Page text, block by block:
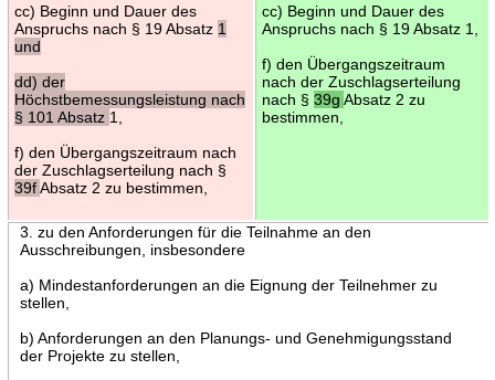
cc) Beginn und Dauer des
Anspruchs nach § 19 Absatz 1
und
dd) der
Höchstbemessungsleistung nach
§ 101 Absatz 1,
f) den Übergangszeitraum nach
der Zuschlagserteilung nach §
39fAbsatz 2 zu bestimmen,
cc) Beginn und Dauer des
Anspruchs nach § 19 Absatz 1,
f) den Übergangszeitraum
nach der Zuschlagserteilung
nach § 39g Absatz 2 zu
bestimmen,
3. zu den Anforderungen für die Teilnahme an den
Ausschreibungen, insbesondere
a) Mindestanforderungen an die Eignung der Teilnehmer zu
stellen,
b) Anforderungen an den Planungs- und Genehmigungsstand
der Projekte zu stellen,